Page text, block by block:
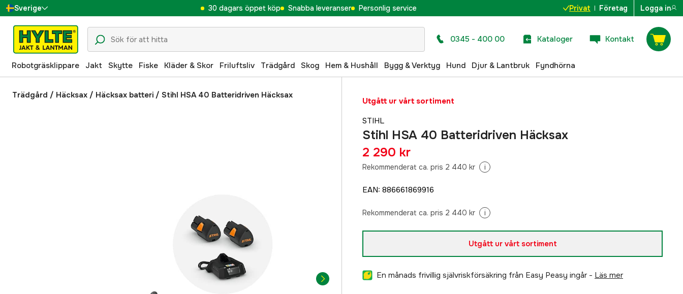
Sverige
Danmark
Suomi
Norge
Deutschland
30 dagars öppet köp Snabba leveranser Personlig service Privat Företag Logga in
0345 - 400 00 Kataloger Kontakt
Robotgräsklippare Jakt Skytte Fiske Kläder & Skor Friluftsliv Trädgård Skog Hem & Hushåll Bygg & Verktyg Hund Djur & Lantbruk Fyndhörna
Trädgård / Häcksax / Häcksax batteri / Stihl HSA 40 Batteridriven Häcksax
Utgått ur vårt sortiment
STIHL
Stihl HSA 40 Batteridriven Häcksax
2 290 kr
Rekommenderat ca. pris 2 440 kr i
EAN: 886661869916
Rekommenderat ca. pris 2 440 kr i
Utgått ur vårt sortiment
En månads frivillig självriskförsäkring från Easy Peasy ingår - läs mer